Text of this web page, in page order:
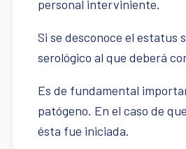
personal interviniente.
Si se desconoce el
serológico al que deberá
Es de fundamental
patógeno. En el caso de
ésta fue iniciada.